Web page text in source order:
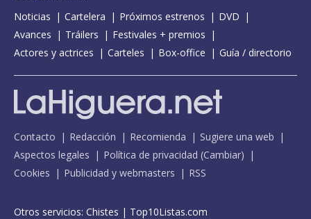
Noticias Cartelera Próximos estrenos
DVD
Avances
Tráilers
Festivales + premios
Actores y actrices
Carteles Box-office Guía / directorio
Contacto Redacción Recomienda
Sugiere una web
Aspectos legales
Política de privacidad (Cambiar)
Cookies
Publicidad y webmasters RSS
Otros servicios: Chistes | Top10Listas.com